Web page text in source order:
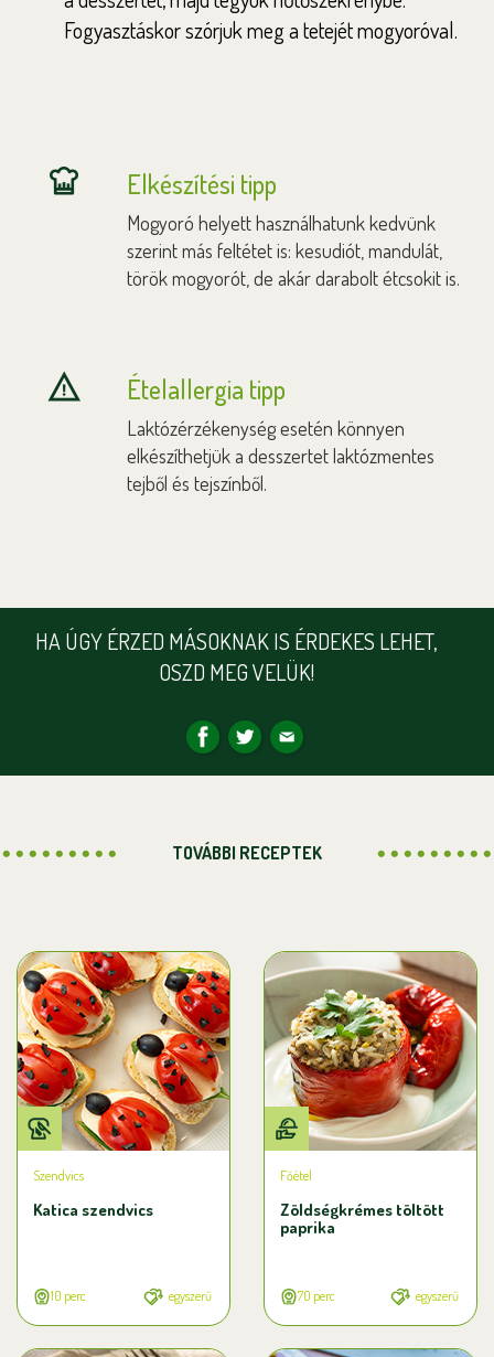
Fogyasztáskor szórjuk meg a tetejét mogyoróval.
Elkészítési tipp
Mogyoró helyett használhatunk kedvünk
szerint más feltétet is: kesudiót, mandulát,
török mogyorót, de akár darabolt étcsokit is.
Ételallergia tipp
Laktózérzékenység esetén könnyen
elkészíthetjük a desszertet laktózmentes
tejből és tejszínből.
HA ÚGY ÉRZED MÁSOKNAK IS ÉRDEKES LEHET,
OSZD MEG VELÜK!
TOVÁBBI RECEPTEK
Szendvics
Katica szendvics
10 perc egyszerű
Főétel
Zöldségkrémes töltött
paprika
70 perc egyszerű